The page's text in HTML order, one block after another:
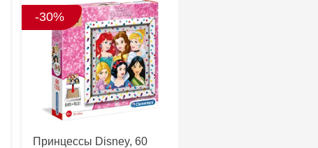
-30%
Принцессы Disney, 60